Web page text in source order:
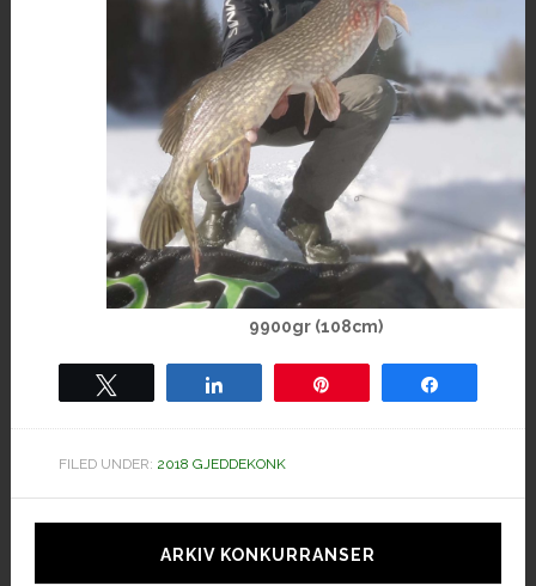
9900gr (108cm)
FILED UNDER: 2018 GJEDDEKONK
Hoved
ARKIV KONKURRANSER